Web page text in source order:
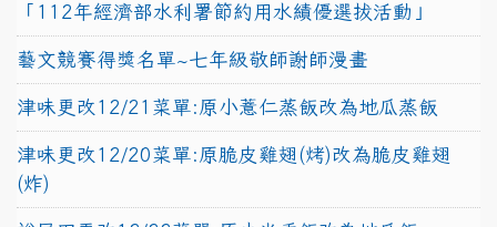
「112年經濟部水利署節約用水績優選拔活動」
藝文競賽得獎名單~七年級敬師謝師漫畫
津味更改12/21菜單:原小薏仁蒸飯改為地瓜蒸飯
津味更改12/20菜單:原脆皮雞翅(烤)改為脆皮雞翅
(炸)